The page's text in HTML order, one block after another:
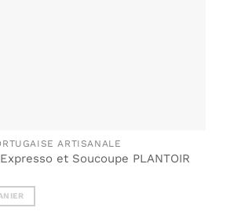
ARTISANALE
et Soucoupe PLANTOIR